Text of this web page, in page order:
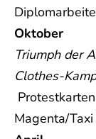
Oktober
Triumph der
Clothes-
Magenta/